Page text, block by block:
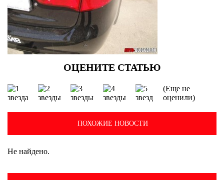
(Еще не
оценили)
ПОХОЖИЕ НОВОСТИ
Не найдено.